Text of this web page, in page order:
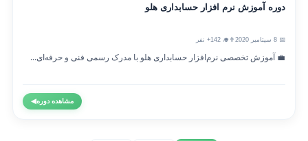
دوره آموزش نرم افزار حسابداری هلو
👨‍🎓 142+ نفر
💼 آموزش تخصصی نرم‌افزار حسابداری هلو با مدرک رسمی فنی و حرفه‌ای...
مشاهده دوره◀